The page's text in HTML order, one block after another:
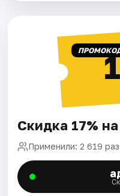
Скидка 17%
Применили: 2 619 раз